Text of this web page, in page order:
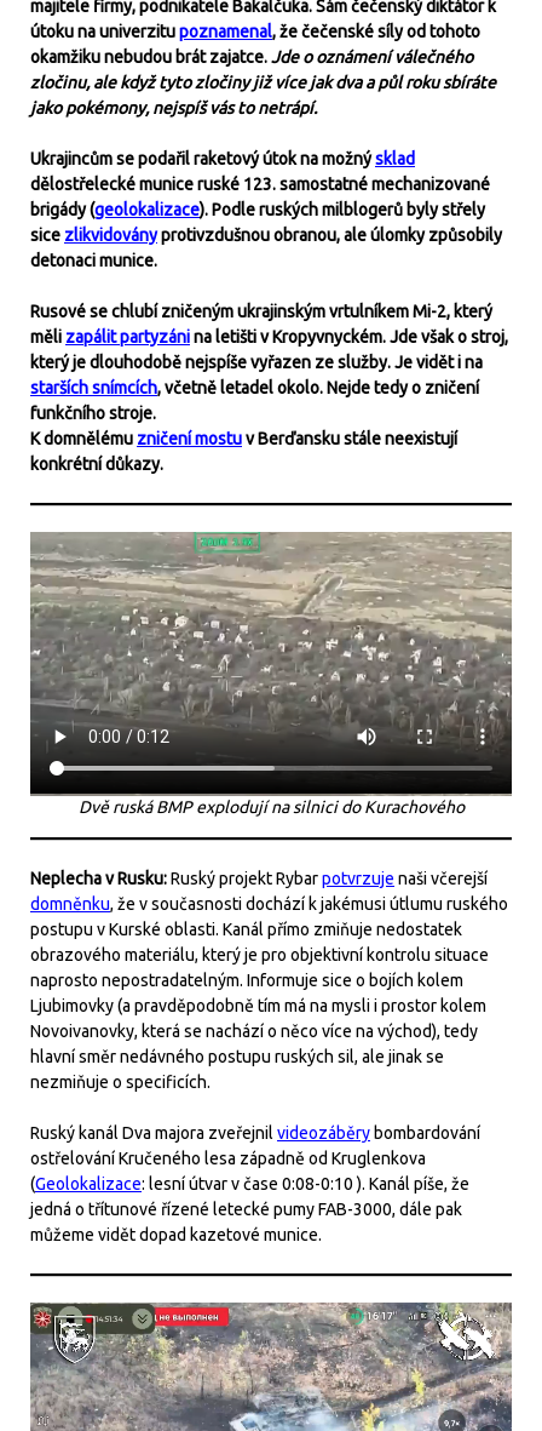
majitele firmy, podnikatele Bakalčuka. Sám čečenský diktátor k
útoku na univerzitupoznamenal, že čečenské síly od tohoto
okamžiku nebudou brát zajatce.Jde o oznámení válečného
zločinu, ale když tyto zločiny již více jak dva a půl roku sbíráte
jako pokémony, nejspíš vás to netrápí.
Ukrajincům se podařil raketový útok na možnýsklad
dělostřelecké munice ruské 123. samostatné mechanizované
brigády (geolokalizace). Podle ruských milblogerů byly střely
sice zlikvidoványprotivzdušnou obranou, ale úlomky způsobily
detonaci munice.
Rusové se chlubí zničeným ukrajinským vrtulníkem Mi-2, který
měli zapálit partyzánina letišti v Kropyvnyckém. Jde však o stroj,
který je dlouhodobě nejspíše vyřazen ze služby. Je vidět i na
starších snímcích, včetně letadel okolo. Nejde tedy o zničení
funkčního stroje.
K domnělému zničení mostuv Berďansku stále neexistují
konkrétní důkazy.
Dvě ruská BMP explodují na silnici do Kurachového
Neplecha v Rusku:Ruský projekt Rybarpotvrzuje naši včerejší
domněnku, že v současnosti dochází k jakémusi útlumu ruského
postupu v Kurské oblasti. Kanál přímo zmiňuje nedostatek
obrazového materiálu, který je pro objektivní kontrolu situace
naprosto nepostradatelným. Informuje sice o bojích kolem
Ljubimovky (a pravděpodobně tím má na mysli i prostor kolem
Novoivanovky, která se nachází o něco více na východ), tedy
hlavní směr nedávného postupu ruských sil, ale jinak se
nezmiňuje o specificích.
Ruský kanál Dva majora zveřejnil videozáběrybombardování
ostřelování Kručeného lesa západně od Kruglenkova
(Geolokalizace: lesní útvar v čase 0:08-0:10 ). Kanál píše, že
jedná o třítunové řízené letecké pumy FAB-3000, dále pak
můžeme vidět dopad kazetové munice.